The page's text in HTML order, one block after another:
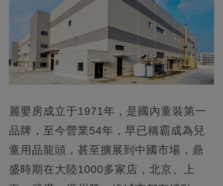
麗嬰房成立于1971年，是國內童裝第一
品牌，至今營業54年，早已稱霸成為兒
童用品龍頭，甚至擴展到中國市場，鼎
盛時期在大陸1000多家店，北京、上